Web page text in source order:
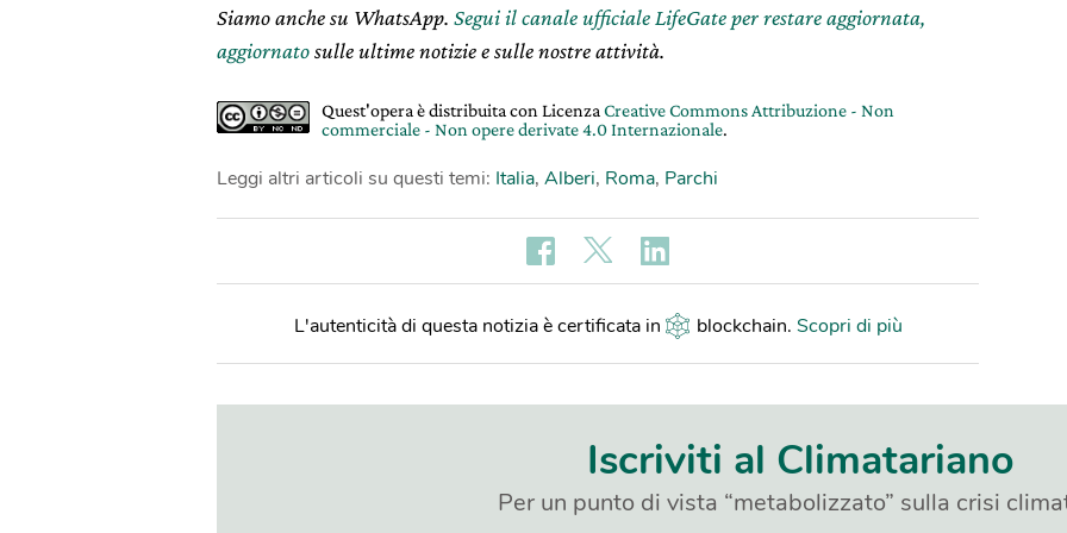
Siamo anche su WhatsApp. Segui il canale ufficiale LifeGate per restare aggiornata,
aggiornatosulle ultime notizie e sulle nostre attività.
Quest'opera è distribuita con Licenza Creative Commons Attribuzione - Non
commerciale - Non opere derivate 4.0 Internazionale.
Leggi altri articoli su questi temi: Italia, Alberi, Roma, Parchi
L'autenticità di questa notizia è certificata in blockchain. Scopri di più
Iscriviti al Climatariano
Per un punto di vista “metabolizzato” sulla crisi